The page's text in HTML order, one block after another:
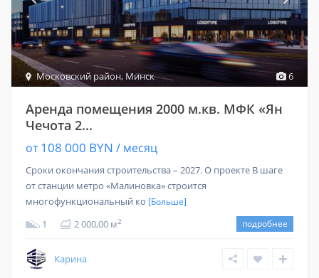
6
Московский район, Минск
Аренда помещения 2000 м.кв. МФК «Ян
Чечота 2...
от108 000 BYN / месяц
Сроки окончания строительства – 2027. О проекте В шаге
от станции метро «Малиновка» строится
многофункциональный ко [Больше]
1 2 000,00 м2 подробнее
Карина